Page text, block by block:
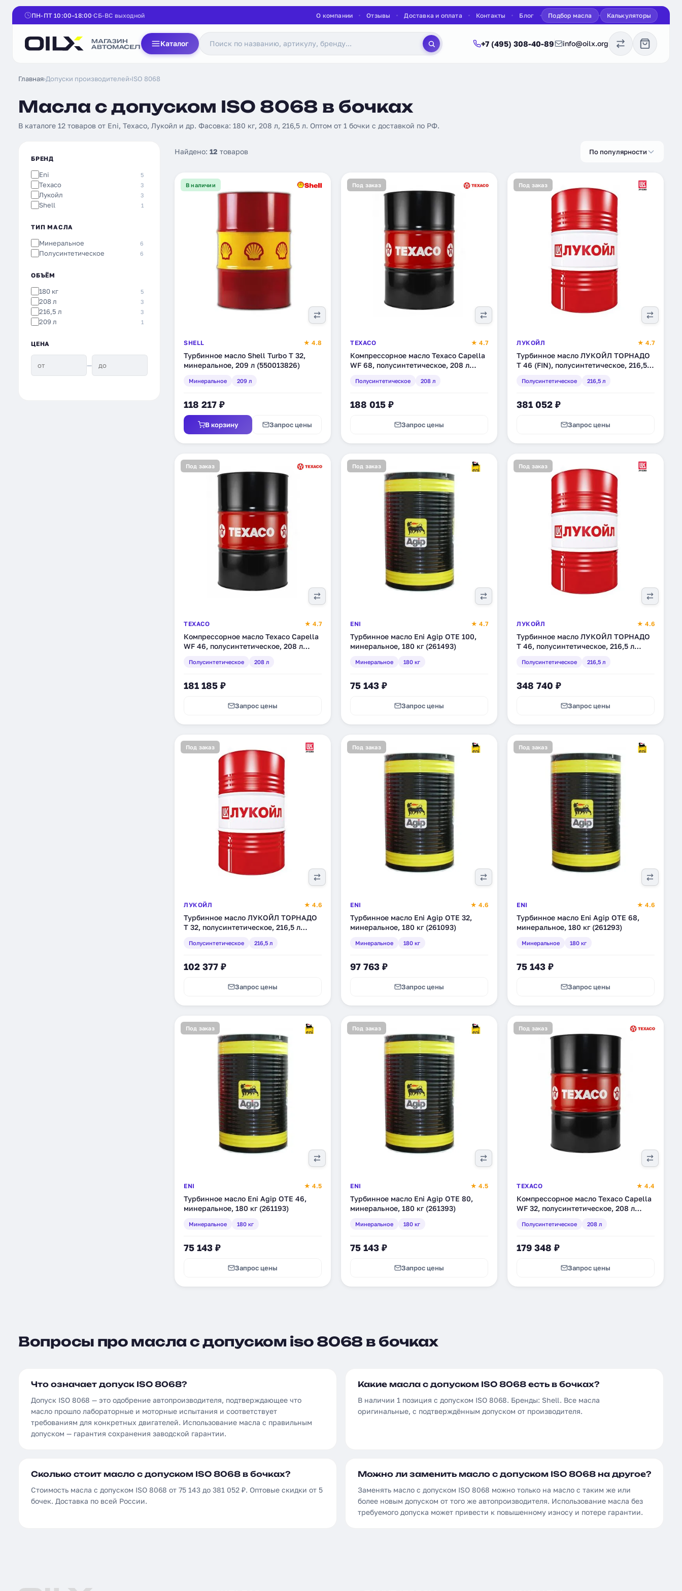
ПН-ПТ 10:00–18:00 СБ-ВС выходной О компании Отзывы Доставка и оплата Контакты Блог Подбор масла Калькуляторы
Каталог +7 (495) 308-40-89 info@oilx.org
Главная›Допуски производителей›ISO 8068
Масла с допуском ISO 8068 в бочках
В каталоге 12 товаров от Eni, Texaco, Лукойл и др. Фасовка: 180 кг, 208 л, 216,5 л. Оптом от 1 бочки с доставкой по РФ.
БРЕНД
Eni 5
Texaco 3
Лукойл 3
Shell 1
ТИП МАСЛА
Минеральное 6
Полусинтетическое 6
ОБЪЁМ
180 кг 5
208 л 3
216,5 л 3
209 л 1
ЦЕНА
—
Найдено: 12 товаров По популярности
В наличии
SHELL ★ 4.8
Турбинное масло Shell Turbo T 32,
минеральное, 209 л (550013826)
Минеральное 209 л
118 217 ₽
В корзину Запрос цены
Под заказ
TEXACO ★ 4.7
Компрессорное масло Texaco Capella
WF 68, полусинтетическое, 208 л
Полусинтетическое 208 л
188 015 ₽
Запрос цены
Под заказ
ЛУКОЙЛ ★ 4.7
Турбинное масло ЛУКОЙЛ ТОРНАДО
Т 46 (FIN), полусинтетическое, 216,5 л
Полусинтетическое 216,5 л
381 052 ₽
Запрос цены
Под заказ
TEXACO ★ 4.7
Компрессорное масло Texaco Capella
WF 46, полусинтетическое, 208 л
Полусинтетическое 208 л
181 185 ₽
Запрос цены
Под заказ
ENI ★ 4.7
Турбинное масло Eni Agip OTE 100,
минеральное, 180 кг (261493)
Минеральное 180 кг
75 143 ₽
Запрос цены
Под заказ
ЛУКОЙЛ ★ 4.6
Турбинное масло ЛУКОЙЛ ТОРНАДО
Т 46, полусинтетическое, 216,5 л
Полусинтетическое 216,5 л
348 740 ₽
Запрос цены
Под заказ
ЛУКОЙЛ ★ 4.6
Турбинное масло ЛУКОЙЛ ТОРНАДО
Т 32, полусинтетическое, 216,5 л
Полусинтетическое 216,5 л
102 377 ₽
Запрос цены
Под заказ
ENI ★ 4.6
Турбинное масло Eni Agip OTE 32,
минеральное, 180 кг (261093)
Минеральное 180 кг
97 763 ₽
Запрос цены
Под заказ
ENI ★ 4.6
Турбинное масло Eni Agip OTE 68,
минеральное, 180 кг (261293)
Минеральное 180 кг
75 143 ₽
Запрос цены
Под заказ
ENI ★ 4.5
Турбинное масло Eni Agip OTE 46,
минеральное, 180 кг (261193)
Минеральное 180 кг
75 143 ₽
Запрос цены
Под заказ
ENI ★ 4.5
Турбинное масло Eni Agip OTE 80,
минеральное, 180 кг (261393)
Минеральное 180 кг
75 143 ₽
Запрос цены
Под заказ
TEXACO ★ 4.4
Компрессорное масло Texaco Capella
WF 32, полусинтетическое, 208 л
Полусинтетическое 208 л
179 348 ₽
Запрос цены
Вопросы про масла с допуском iso 8068 в бочках
Что означает допуск ISO 8068?
Допуск ISO 8068 — это одобрение автопроизводителя, подтверждающее что
масло прошло лабораторные и моторные испытания и соответствует
требованиям для конкретных двигателей. Использование масла с правильным
допуском — гарантия сохранения заводской гарантии.
Какие масла с допуском ISO 8068 есть в бочках?
В наличии 1 позиция с допуском ISO 8068. Бренды: Shell. Все масла
оригинальные, с подтверждённым допуском от производителя.
Сколько стоит масло с допуском ISO 8068 в бочках?
Стоимость масла с допуском ISO 8068 от 75 143 до 381 052 ₽. Оптовые скидки от 5
бочек. Доставка по всей России.
Можно ли заменить масло с допуском ISO 8068 на другое?
Заменять масло с допуском ISO 8068 можно только на масло с таким же или
более новым допуском от того же автопроизводителя. Использование масла без
требуемого допуска может привести к повышенному износу и потере гарантии.